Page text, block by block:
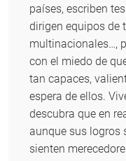
países, escriben
dirigen equipos de
multinacionales…,
con el miedo de
tan capaces,
espera de ellos.
descubra que en
aunque sus logros
sienten